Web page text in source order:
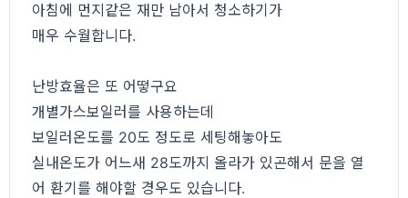
아침에 먼지같은 재만 남아서 청소하기가
매우 수월합니다.
난방효율은 또 어떻구요
개별가스보일러를 사용하는데
보일러온도를 20도 정도로 세팅해놓아도
실내온도가 어느새 28도까지 올라가 있곤해서 문을 열
어 환기를 해야할 경우도 있습니다.